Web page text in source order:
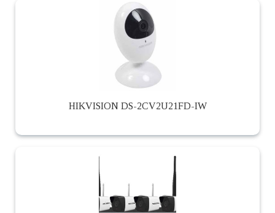
HIKVISION DS-2CV2U21FD-IW